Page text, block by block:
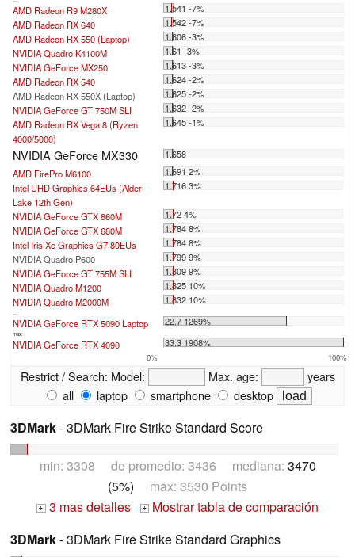
AMD Radeon R9 M280X
1.541 -7%
AMD Radeon RX 640
1.542 -7%
AMD Radeon RX 550 (Laptop)
1.606 -3%
NVIDIA Quadro K4100M
1.61 -3%
NVIDIA GeForce MX250
1.613 -3%
AMD Radeon RX 540
1.624 -2%
AMD Radeon RX 550X (Laptop)
1.625 -2%
NVIDIA GeForce GT 750M SLI
1.632 -2%
AMD Radeon RX Vega 8 (Ryzen
4000/5000)
1.645 -1%
NVIDIA GeForce MX330
1.658
AMD FirePro M6100
1.691 2%
Intel UHD Graphics 64EUs (Alder
Lake 12th Gen)
1.716 3%
NVIDIA GeForce GTX 860M
1.72 4%
NVIDIA GeForce GTX 680M
1.784 8%
Intel Iris Xe Graphics G7 80EUs
1.784 8%
NVIDIA Quadro P600
1.799 9%
NVIDIA GeForce GT 755M SLI
1.809 9%
NVIDIA Quadro M1200
1.825 10%
NVIDIA Quadro M2000M
1.832 10%
NVIDIA GeForce RTX 5090 Laptop 22.7 1269%
max:
NVIDIA GeForce RTX 4090 33.3 1908%
0% 100%
Restrict / Search: Model: Max. age:
years
all
laptop smartphone desktop
3DMark- 3DMark Fire Strike Standard Score
min: 3308 de promedio: 3436 mediana: 3470
(5%) max: 3530 Points
+ 3 mas detalles +
Mostrar tabla de comparación
3DMark- 3DMark Fire Strike Standard Graphics